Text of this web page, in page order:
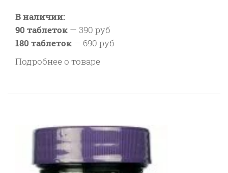
В наличии:
90 таблеток — 390 руб
180 таблеток — 690 руб
Подробнее о товаре